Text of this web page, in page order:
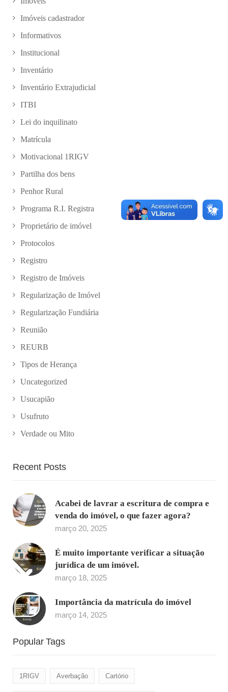
Imóveis cadastrador
Informativos
Institucional
Inventário
Inventário Extrajudicial
ITBI
Lei do inquilinato
Matrícula
Motivacional 1RIGV
Partilha dos bens
Penhor Rural
Programa R.I. Registra
Proprietário de imóvel
Protocolos
Registro
Registro de Imóveis
Regularização de Imóvel
Regularização Fundiária
Reunião
REURB
Tipos de Herança
Uncategorized
Usucapião
Usufruto
Verdade ou Mito
Recent Posts
Acabei de lavrar a escritura de compra e
venda do imóvel, o que fazer agora?
março 20, 2025
É muito importante verificar a situação
jurídica de um imóvel.
março 18, 2025
Importância da matrícula do imóvel
março 14, 2025
Popular Tags
1RIGV Averbação Cartório